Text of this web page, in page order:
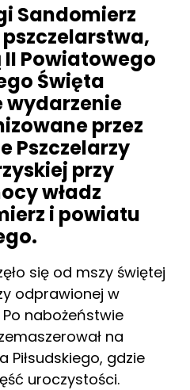
Sandomierz
Powiatowego
Święta
wydarzenie
przez
Pszczelarzy
przy
władz
i powiatu
się od mszy świętej
odprawionej w
nabożeństwie
na
Piłsudskiego, gdzie
uroczystości.